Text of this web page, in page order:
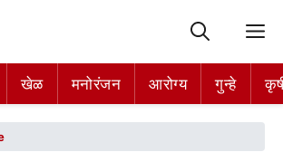
खेळ मनोरंजन आरोग्य गुन्हे